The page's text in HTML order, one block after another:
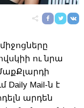
ու նրա
Daily Mail-ն է
արդեն